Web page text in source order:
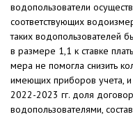
водопользователи
соответствующих
таких
в размере 1,1 к ставке
мера не помогла снизить
имеющих приборов учета, и
2022-2023 гг. доля
водопользователями,